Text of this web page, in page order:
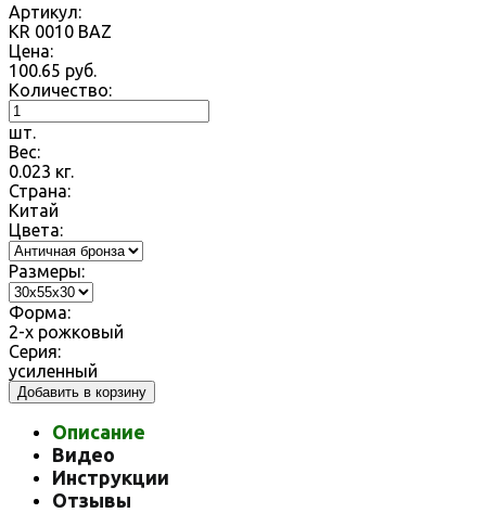
Артикул:
KR 0010 BAZ
Цена:
100.65 руб.
Количество:
шт.
Вес:
0.023 кг.
Страна:
Китай
Цвета:
Размеры:
Форма:
2-х рожковый
Серия:
усиленный
Добавить в корзину
Описание
Видео
Инструкции
Отзывы